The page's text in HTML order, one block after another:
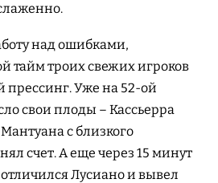
над ошибками,
тайм троих свежих игроков
Уже на 52-ой
свои плоды – Кассьерра
с близкого
счет. А еще через 15 минут
Лусиано и вывел